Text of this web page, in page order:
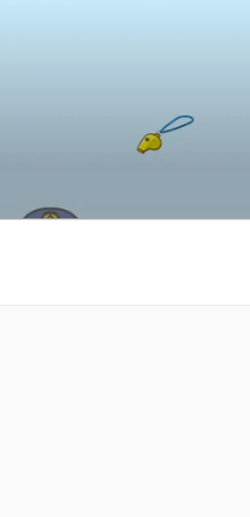
キ